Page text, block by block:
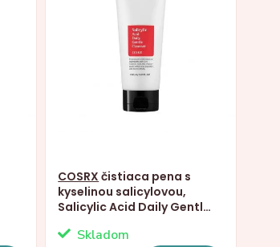
COSRX čistiaca pena s
kyselinou salicylovou,
Salicylic Acid Daily Gentle
Skladom